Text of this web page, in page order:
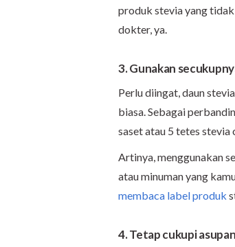
produk stevia yang
dokter, ya.
3. Gunakan
Perlu diingat, daun
biasa. Sebagai
saset atau 5 tetes stevia
Artinya, menggunakan
atau minuman yang
membaca label produk
4. Tetap cukupi